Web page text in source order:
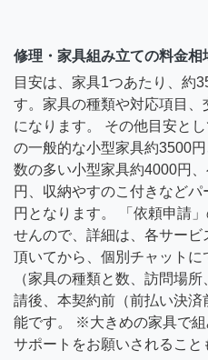
修理・家具組み立ての料金相
目安は、家具1つあたり、約
す。家具の種類や対応項目
になります。 その他目安と
の一般的な小型家具約3500
数の多い小型家具約4000円
円、収納やすのこ付きなど
円となります。 「依頼申請
せんので、詳細は、各サー
頂いてから、個別チャットに
（家具の種類と数、訪問場
請後、本契約前（前払い決
能です。 ※大きめの家具で
サポートをお願いされること